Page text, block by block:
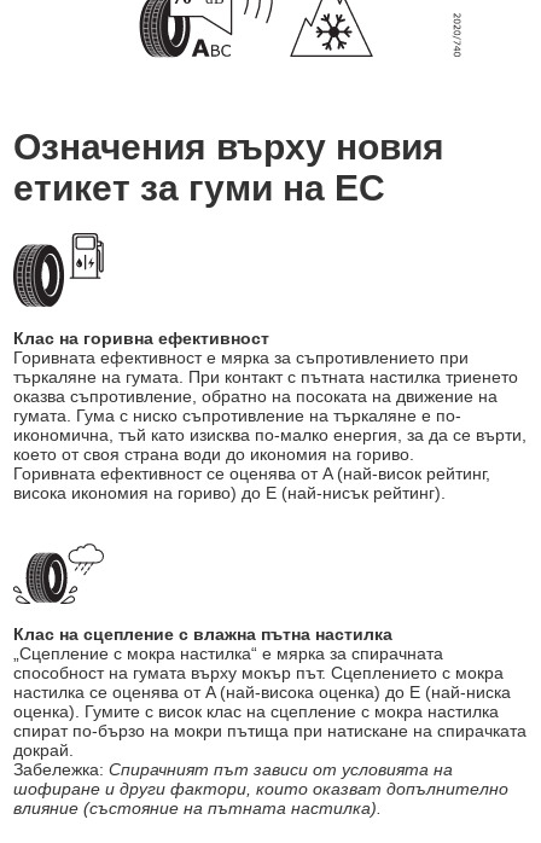
Означения върху новия
етикет за гуми на ЕС
Клас на горивна ефективност
Горивната ефективност е мярка за съпротивлението при
търкаляне на гумата. При контакт с пътната настилка триенето
оказва съпротивление, обратно на посоката на движение на
гумата. Гума с ниско съпротивление на търкаляне е по-
икономична, тъй като изисква по-малко енергия, за да се върти,
което от своя страна води до икономия на гориво.
Горивната ефективност се оценява от A (най-висок рейтинг,
висока икономия на гориво) до E (най-нисък рейтинг).
Клас на сцепление с влажна пътна настилка
„Сцепление с мокра настилка“ е мярка за спирачната
способност на гумата върху мокър път. Сцеплението с мокра
настилка се оценява от A (най-висока оценка) до E (най-ниска
оценка). Гумите с висок клас на сцепление с мокра настилка
спират по-бързо на мокри пътища при натискане на спирачката
докрай.
Забележка:Спирачният път зависи от условията на
шофиране и други фактори, които оказват допълнително
влияние (състояние на пътната настилка).